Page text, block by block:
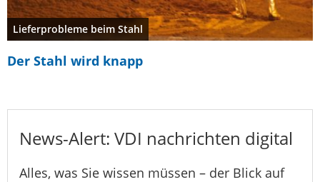
Lieferprobleme beim Stahl
Der Stahl wird knapp
News-Alert: VDI nachrichten digital
Alles, was Sie wissen müssen – der Blick auf